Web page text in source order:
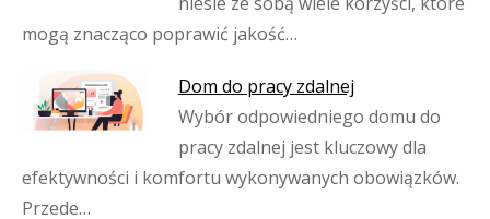
mogą znacząco poprawić jakość…
Dom do pracy zdalnej
Wybór odpowiedniego domu do
pracy zdalnej jest kluczowy dla
efektywności i komfortu wykonywanych obowiązków.
Przede…